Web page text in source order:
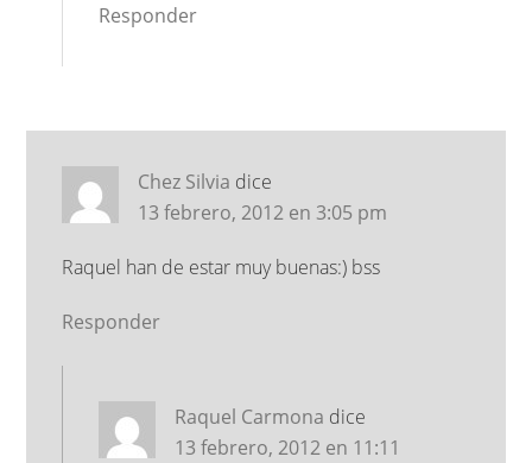
Responder
Chez Silvia dice
13 febrero, 2012 en 3:05 pm
Raquel han de estar muy buenas:) bss
Responder
Raquel Carmona dice
13 febrero, 2012 en 11:11